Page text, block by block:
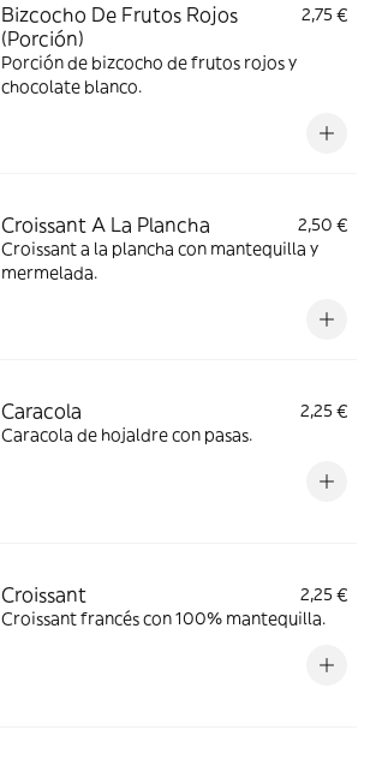
Bizcocho De Frutos Rojos
(Porción)
2,75 €
Porción de bizcocho de frutos rojos y
chocolate blanco.
Croissant A La Plancha
2,50 €
Croissant a la plancha con mantequilla y
mermelada.
Caracola
2,25 €
Caracola de hojaldre con pasas.
Croissant
2,25 €
Croissant francés con 100% mantequilla.